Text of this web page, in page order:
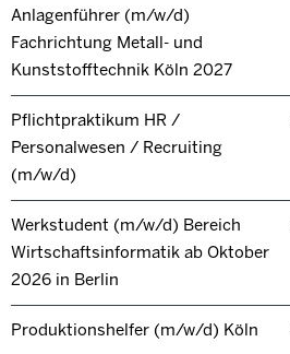
Anlagenführer (m/w/d)
Fachrichtung Metall- und
Kunststofftechnik Köln 2027
Pflichtpraktikum HR /
Personalwesen / Recruiting
(m/w/d)
Werkstudent (m/w/d) Bereich
Wirtschaftsinformatik ab Oktober
2026 in Berlin
Produktionshelfer (m/w/d) Köln